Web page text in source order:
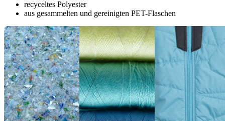
recyceltes Polyester
aus gesammelten und gereinigten PET-Flaschen